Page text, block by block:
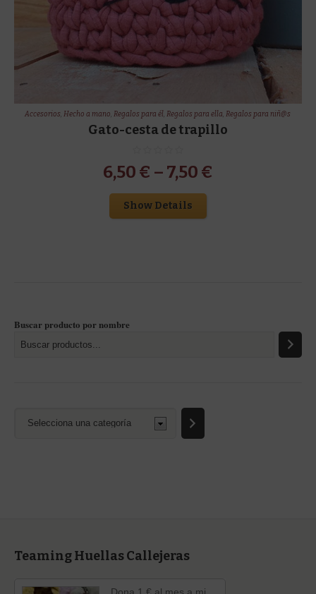
Accesorios,Hecho a mano,Regalos para él,Regalos para ella,Regalos para niñ@s
Gato-cesta de trapillo
6,50 € – 7,50 €
Show Details
Buscar producto por nombre
Teaming Huellas Callejeras